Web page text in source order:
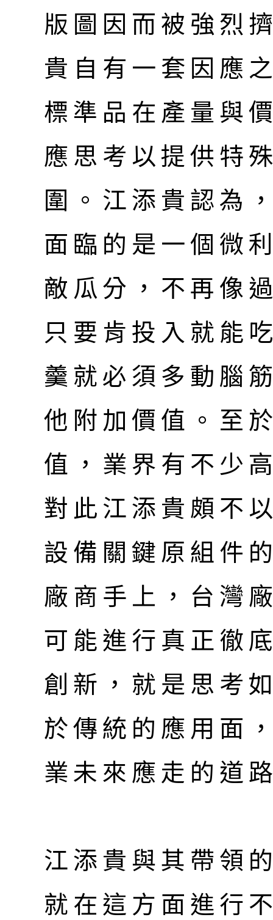
版圖因而被強烈
貴自有一套因應
標準品在產量與
應思考以提供特
圍。江添貴認為
面臨的是一個微
敵瓜分，不再像
只要肯投入就能
羹就必須多動腦
他附加價值。至
值，業界有不少
對此江添貴頗不
設備關鍵原組件
廠商手上，台灣
可能進行真正徹
創新，就是思考
於傳統的應用面
業未來應走的道
江添貴與其帶領
就在這方面進行